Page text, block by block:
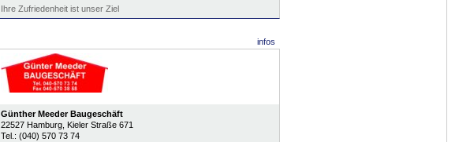
Ihre Zufriedenheit ist unser Ziel
infos
Günther Meeder Baugeschäft
22527 Hamburg, Kieler Straße 671
Tel.: (040) 570 73 74